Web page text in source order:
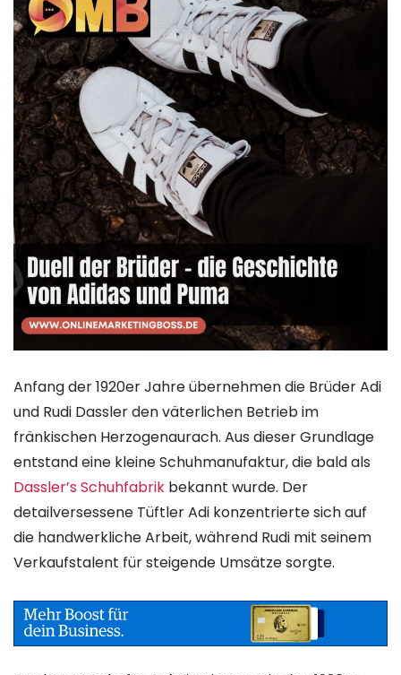
Anfang der 1920er Jahre übernehmen die Brüder Adi
und Rudi Dassler den väterlichen Betrieb im
fränkischen Herzogenaurach. Aus dieser Grundlage
entstand eine kleine Schuhmanufaktur, die bald als
Dassler’s Schuhfabrik bekannt wurde. Der
detailversessene Tüftler Adi konzentrierte sich auf
die handwerkliche Arbeit, während Rudi mit seinem
Verkaufstalent für steigende Umsätze sorgte.